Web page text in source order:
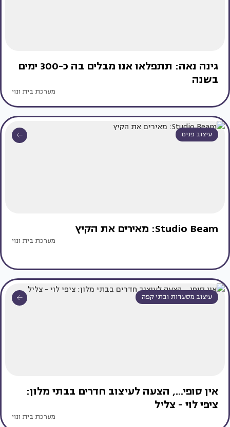
גינה נאה: תתפלאו אנו מבלים בה כ-300 ימים
בשנה
מערכת בית ונוי
עיצוב פנים
Studio Beam: מאירים את הקיץ
מערכת בית ונוי
עיצוב מסעדות ובתי קפה
אין סופי..., הצעה לעיצוב חדרים בבתי מלון:
ציפי לוי - צליל
מערכת בית ונוי